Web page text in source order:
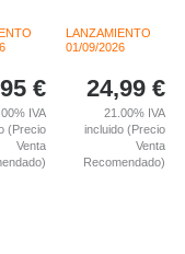
€
IVA
(Precio
Venta
LANZAMIENTO
01/09/2026
24,99 €
21.00% IVA
incluido (Precio
Venta
Recomendado)